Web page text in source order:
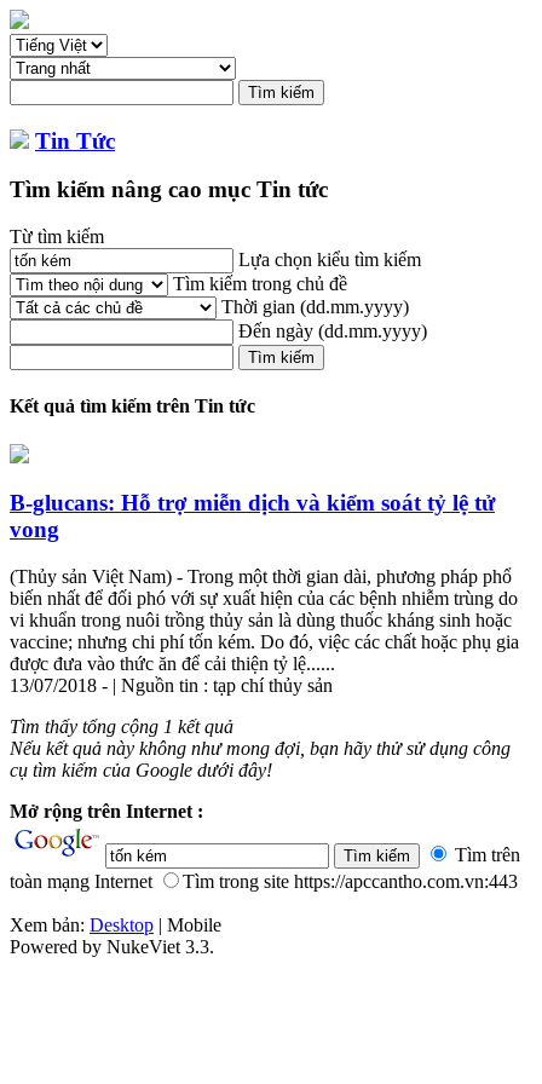
Tin Tức
Tìm kiếm nâng cao mục Tin tức
Từ tìm kiếm
Lựa chọn kiểu tìm kiếm
Tìm kiếm trong chủ đề
Thời gian (dd.mm.yyyy)
Đến ngày (dd.mm.yyyy)
Kết quả tìm kiếm trên Tin tức
B-glucans: Hỗ trợ miễn dịch và kiểm soát tỷ lệ tử
vong
(Thủy sản Việt Nam) - Trong một thời gian dài, phương pháp phổ
biến nhất để đối phó với sự xuất hiện của các bệnh nhiễm trùng do
vi khuẩn trong nuôi trồng thủy sản là dùng thuốc kháng sinh hoặc
vaccine; nhưng chi phítốn kém. Do đó, việc các chất hoặc phụ gia
được đưa vào thức ăn để cải thiện tỷ lệ......
13/07/2018 - | Nguồn tin : tạp chí thủy sản
Tìm thấy tổng cộng 1 kết quả
Nếu kết quả này không như mong đợi, bạn hãy thử sử dụng công
cụ tìm kiếm của Google dưới đây!
Mở rộng trên Internet :
Tìm trên
toàn mạng Internet
Tìm trong site https://apccantho.com.vn:443
Xem bản: Desktop | Mobile
Powered by NukeViet 3.3.